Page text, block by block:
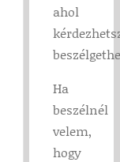
ahol
Ha
beszélnél
velem,
hogy